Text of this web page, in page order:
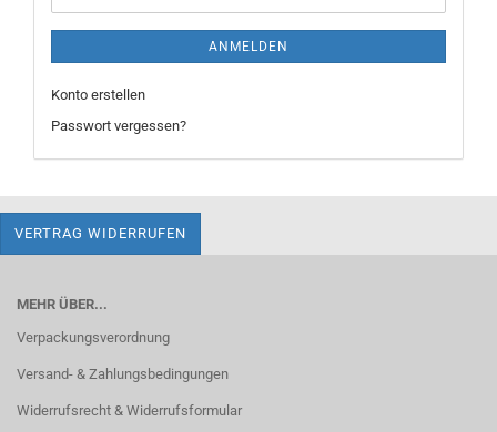
ANMELDEN
Konto erstellen
Passwort vergessen?
VERTRAG WIDERRUFEN
MEHR ÜBER...
Verpackungsverordnung
Versand- & Zahlungsbedingungen
Widerrufsrecht & Widerrufsformular